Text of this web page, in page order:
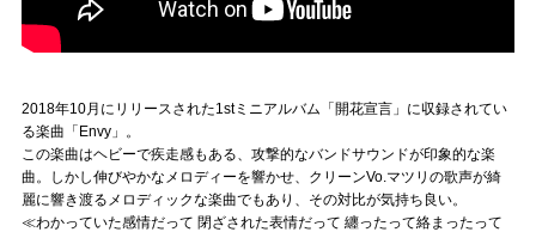
2018年10月にリリースされた1stミニアルバム「開花宣言」に収録されてい
る楽曲「Envy」。
この楽曲はヘビーで疾走感もある、攻撃的なバンドサウンドが印象的な楽
曲。しかし伸びやかなメロディーを響かせ、クリーンVo.マツリの歌声が綺
麗に響き渡るメロディックな楽曲でもあり、その対比が気持ち良い。
≪わかっていた感情だって 閉ざされた表情だって 纏ったって絡まったって